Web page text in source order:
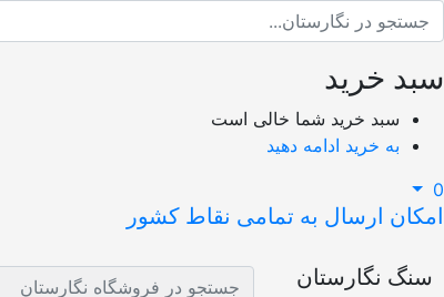
سبد خرید
سبد خرید شما خالی است
به خرید ادامه دهید
0
امکان ارسال به تمامی نقاط کشور
سنگ نگارستان